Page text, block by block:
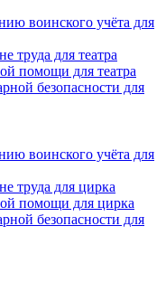
воинского учёта для
труда для театра
помощи для театра
безопасности для
воинского учёта для
труда для цирка
помощи для цирка
безопасности для